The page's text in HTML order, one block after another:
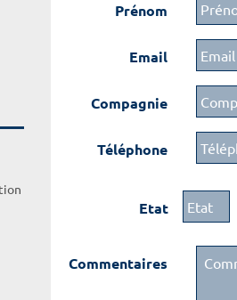
Prénom
Email
Compagnie
Téléphone
Etat
Commentaires